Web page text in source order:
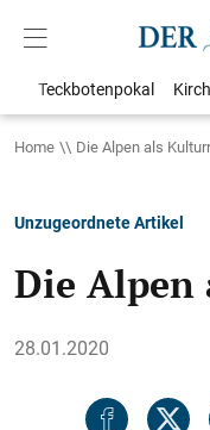
Teckbotenpokal
Home Die Alpen als
Unzugeordnete Artikel
Die
28.01.2020